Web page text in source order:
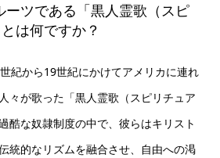
ーツである「黒人霊歌（スピ
は何ですか？
紀から19世紀にかけてアメリカに連れ
々が歌った「黒人霊歌（スピリチュア
酷な奴隷制度の中で、彼らはキリスト
統的なリズムを融合させ、自由への渇